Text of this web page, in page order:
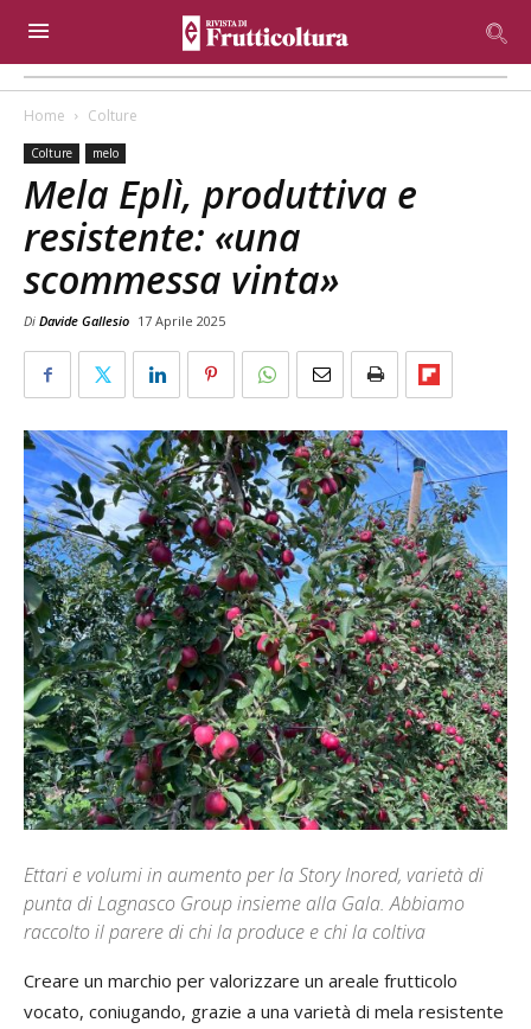
Home Colture
Colture melo
Mela Eplì, produttiva e
resistente: «una
scommessa vinta»
Di Davide Gallesio 17 Aprile 2025
Ettari e volumi in aumento per la Story Inored, varietà di
punta di Lagnasco Group insieme alla Gala. Abbiamo
raccolto il parere di chi la produce e chi la coltiva
Creare un marchio per valorizzare un areale frutticolo
vocato, coniugando, grazie a una varietà di mela resistente